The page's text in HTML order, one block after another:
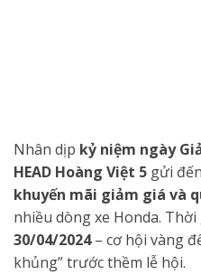
Nhân dịp kỷ niệm ngày
HEAD Hoàng Việt 5 gửi
khuyến mãi giảm giá và
nhiều dòng xe Honda.
30/04/2024– cơ hội vàng
khủng” trước thềm lễ hội.